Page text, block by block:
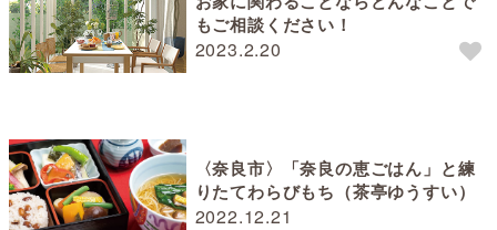
2023.2.20
もご相談ください！
2022.12.21
〈奈良市〉「奈良の恵ごはん」と練
りたてわらびもち（茶亭ゆうすい）